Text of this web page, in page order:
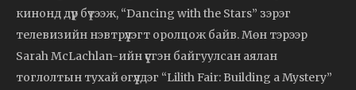
кинонд дүр бүтээж, “Dancing with the Stars” зэрэг
телевизийн нэвтрүүлэгт оролцож байв. Мөн тэрээр
Sarah McLachlan-ийн үүсгэн байгуулсан аялан
тоглолтын тухай өгүүлдэг “Lilith Fair: Building a Mystery”